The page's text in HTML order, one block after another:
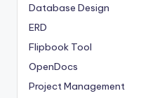
Database Design
ERD
Flipbook Tool
OpenDocs
Project Management